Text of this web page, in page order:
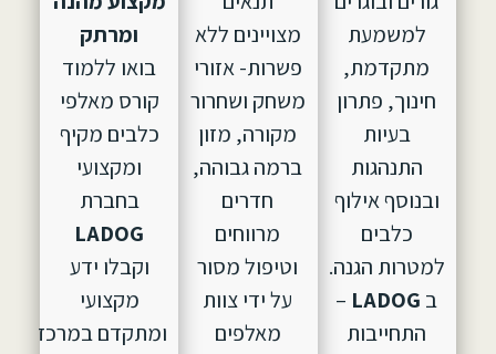
למשמעת
מתקדמת,
חינוך, פתרון
בעיות
התנהגות
ובנוסף אילוף
כלבים
למטרות הגנה.
ב LADOG
–
התחייבות
מצויינים ללא
פשרות- אזורי
משחק ושחרור
מקורה, מזון
ברמה גבוהה,
חדרים
מרווחים
וטיפול מסור
על ידי צוות
מאלפים
ומרתק
בואו ללמוד
קורס מאלפי
כלבים מקיף
ומקצועי
בחברת
LADOG
וקבלו ידע
מקצועי
ומתקדם במרכז